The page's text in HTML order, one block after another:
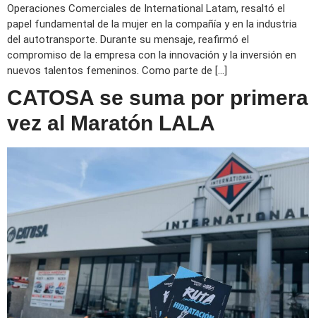
Operaciones Comerciales de International Latam, resaltó el
papel fundamental de la mujer en la compañía y en la industria
del autotransporte. Durante su mensaje, reafirmó el
compromiso de la empresa con la innovación y la inversión en
nuevos talentos femeninos. Como parte de […]
CATOSA se suma por primera
vez al Maratón LALA